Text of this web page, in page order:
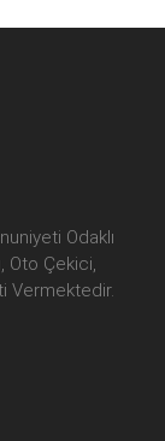
Odaklı
Oto Çekici,
Vermektedir.